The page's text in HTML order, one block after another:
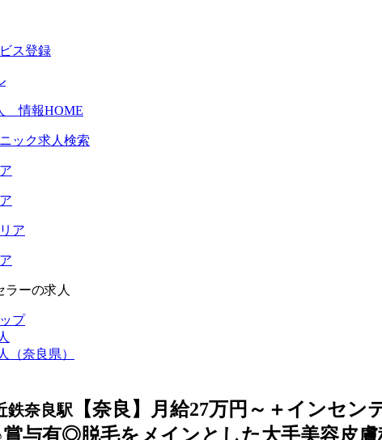
プ
（奈良県）
鉄奈良駅
【奈良】月給27万円～＋インセ
与有◎脱毛をメインとした大手美容皮